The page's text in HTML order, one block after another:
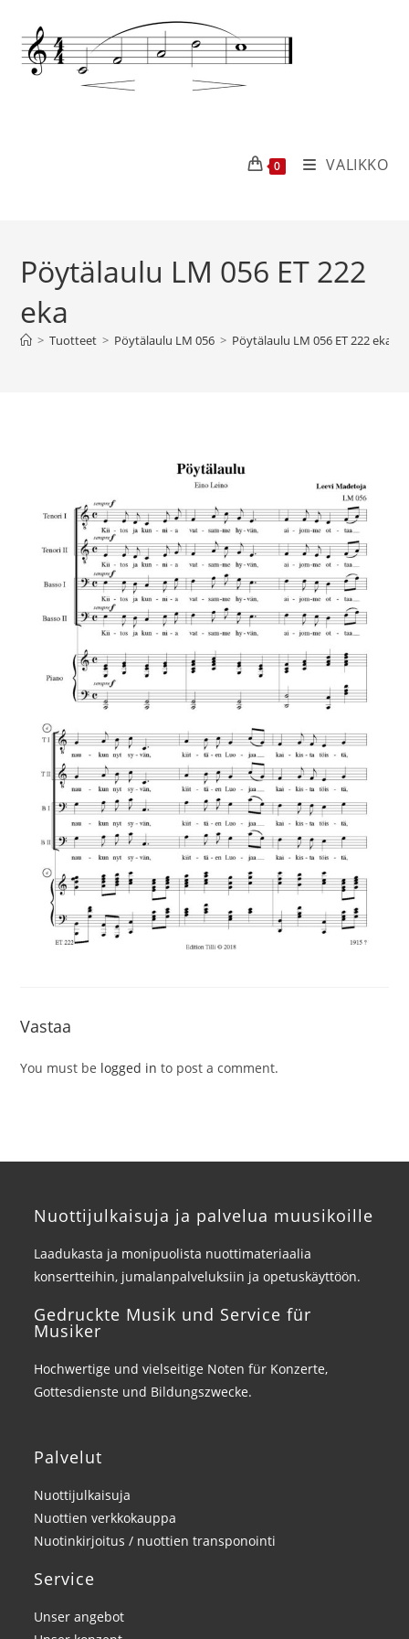
0 VALIKKO
Pöytälaulu LM 056 ET 222
eka
> Tuotteet > Pöytälaulu LM 056 > Pöytälaulu LM 056 ET 222 eka
Vastaa
You must be logged in to post a comment.
Nuottijulkaisuja ja palvelua muusikoille
Laadukasta ja monipuolista nuottimateriaalia
konsertteihin, jumalanpalveluksiin ja opetuskäyttöön.
Gedruckte Musik und Service für
Musiker
Hochwertige und vielseitige Noten für Konzerte,
Gottesdienste und Bildungszwecke.
Palvelut
Nuottijulkaisuja
Nuottien verkkokauppa
Nuotinkirjoitus / nuottien transponointi
Service
Unser angebot